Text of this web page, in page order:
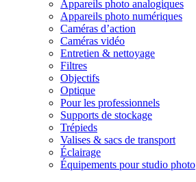
Appareils photo analogiques
Appareils photo numériques
Caméras d’action
Caméras vidéo
Entretien & nettoyage
Filtres
Objectifs
Optique
Pour les professionnels
Supports de stockage
Trépieds
Valises & sacs de transport
Éclairage
Équipements pour studio photo